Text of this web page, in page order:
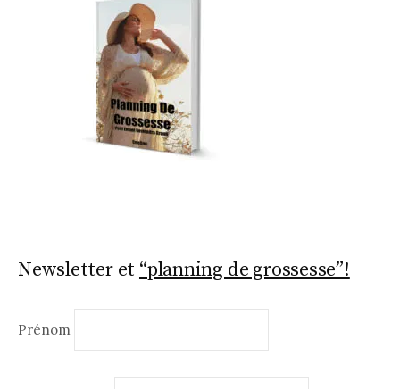
Newsletter et “planning de grossesse”!
Prénom